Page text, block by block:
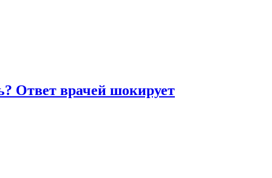
Ответ врачей шокирует